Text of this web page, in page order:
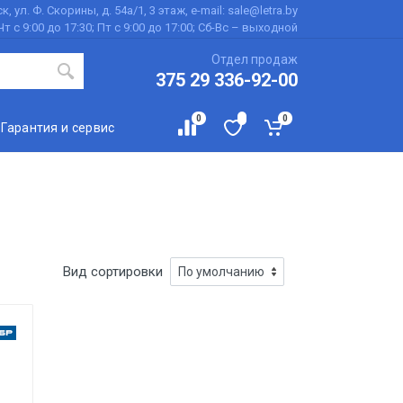
ул. Ф. Скорины, д. 54а/1, 3 этаж, e-mail: sale@letra.by
с 9:00 до 17:30; Пт с 9:00 до 17:00; Сб-Вс – выходной
Отдел продаж
375 29 336-92-00
Гарантия и сервис
0 0
Вид сортировки